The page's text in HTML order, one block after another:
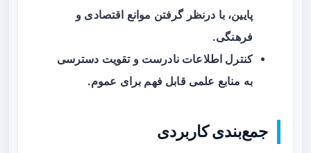
پایین، با درنظر گرفتن موانع اقتصادی و
فرهنگی.
کنترل اطلاعات نادرست و تقویت دسترسی
به منابع علمی قابل فهم برای عموم.
جمع‌بندی کاربردی